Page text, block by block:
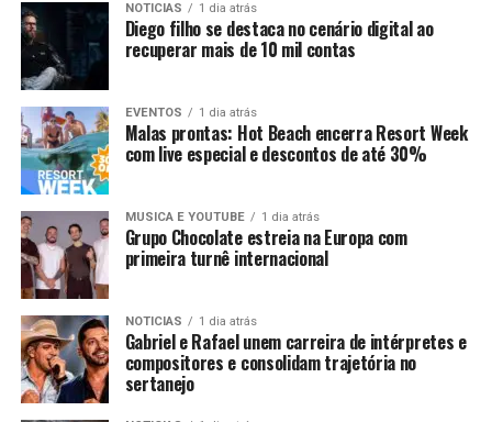
NOTICIAS 1 dia atrás
Diego filho se destaca no cenário digital ao
recuperar mais de 10 mil contas
EVENTOS 1 dia atrás
Malas prontas: Hot Beach encerra Resort Week
com live especial e descontos de até 30%
MUSICA E YOUTUBE 1 dia atrás
Grupo Chocolate estreia na Europa com
primeira turnê internacional
NOTICIAS 1 dia atrás
Gabriel e Rafael unem carreira de intérpretes e
compositores e consolidam trajetória no
sertanejo